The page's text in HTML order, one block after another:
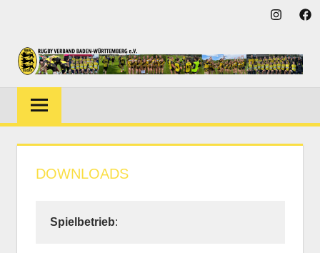
springen
VERBAND
Verband
DOWNLOADS
Spielbetrieb: